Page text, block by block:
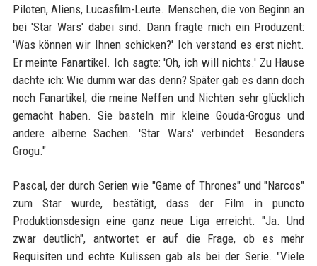
Piloten, Aliens, Lucasfilm-Leute. Menschen, die von Beginn an
bei 'Star Wars' dabei sind. Dann fragte mich ein Produzent:
'Was können wir Ihnen schicken?' Ich verstand es erst nicht.
Er meinte Fanartikel. Ich sagte: 'Oh, ich will nichts.' Zu Hause
dachte ich: Wie dumm war das denn? Später gab es dann doch
noch Fanartikel, die meine Neffen und Nichten sehr glücklich
gemacht haben. Sie basteln mir kleine Gouda-Grogus und
andere alberne Sachen. 'Star Wars' verbindet. Besonders
Grogu."
Pascal, der durch Serien wie "Game of Thrones" und "Narcos"
zum Star wurde, bestätigt, dass der Film in puncto
Produktionsdesign eine ganz neue Liga erreicht. "Ja. Und
zwar deutlich", antwortet er auf die Frage, ob es mehr
Requisiten und echte Kulissen gab als bei der Serie. "Viele